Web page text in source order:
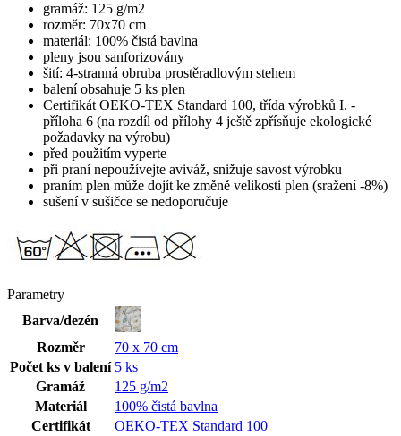
gramáž: 125 g/m2
rozměr: 70x70 cm
materiál: 100% čistá bavlna
pleny jsou sanforizovány
šití: 4-stranná obruba prostěradlovým stehem
balení obsahuje 5 ks plen
Certifikát OEKO-TEX Standard 100, třída výrobků I. -
příloha 6 (na rozdíl od přílohy 4 ještě zpřísňuje ekologické
požadavky na výrobu)
před použitím vyperte
při praní nepoužívejte aviváž, snižuje savost výrobku
praním plen může dojít ke změně velikosti plen (sražení -8%)
sušení v sušičce se nedoporučuje
Parametry
Barva/dezén
Rozměr
70 x 70 cm
Počet ks v balení 5 ks
Gramáž
125 g/m2
Materiál
100% čistá bavlna
Certifikát
OEKO-TEX Standard 100